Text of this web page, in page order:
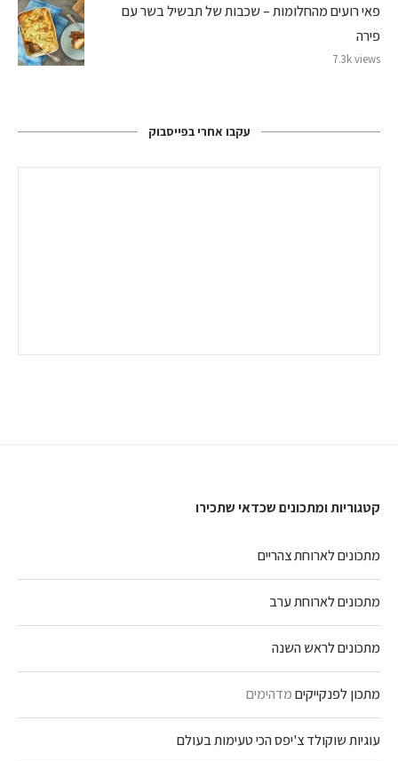
פאי רועים מהחלומות – שכבות של תבשיל בשר עם
פירה
7.3k views
עקבו אחרי בפייסבוק
קטגוריות ומתכונים שכדאי שתכירו
מתכונים לארוחת צהריים
מתכונים לארוחת ערב
מתכונים לראש השנה
מתכון לפנקייקיםמדהימים
עוגיות שוקולד צ'יפס הכי טעימות בעולם